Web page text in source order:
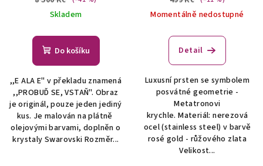
geometrie
Skladem
Do košíku
,,E ALA E" v překladu znamená
,,PROBUĎ SE, VSTAŇ". Obraz
je originál, pouze jeden jediný
kus. Je malován na plátně
olejovými barvami, doplněn o
krystaly Swarovski Rozměr...
geometrie - sacred
geometry
Momentálně nedostupné
Detail
Luxusní prsten se symbolem
posvátné geometrie -
Metatronovi
krychle. Materiál: nerezová
ocel (stainless steel) v barvě
rosé gold - růžového zlata
Velikost...